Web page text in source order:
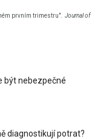
prvním trimestru". Journal of
být nebezpečné
diagnostikují potrat?